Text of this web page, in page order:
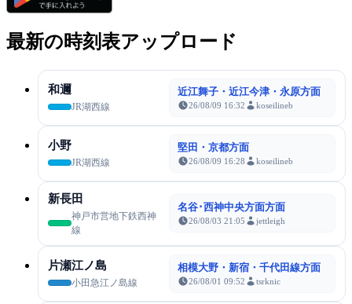
最新の時刻表アップロード
和邇
JR湖西線
近江舞子・近江今津・永原方面
26/08/09 16:32 koseilineb
小野
JR湖西線
堅田・京都方面
26/08/09 16:28 koseilineb
新長田
神戸市営地下鉄西神
線
名谷･西神中央方面方面
26/08/03 21:05 jettleigh
片瀬江ノ島
小田急江ノ島線
相模大野・新宿・千代田線方面
26/08/01 09:52 tsrknic